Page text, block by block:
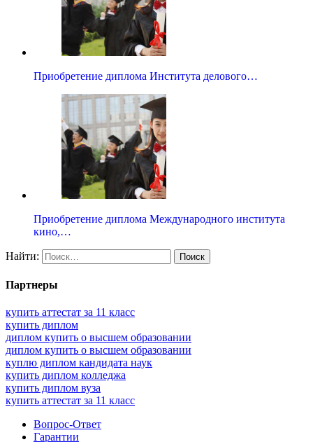
Приобретение диплома Института делового…
Приобретение диплома Международного института
кино,…
Найти:
Партнеры
купить аттестат за 11 класс
купить диплом
диплом купить о высшем образовании
диплом купить о высшем образовании
куплю диплом кандидата наук
купить диплом колледжа
купить диплом вуза
купить аттестат за 11 класс
Вопрос-Ответ
Гарантии